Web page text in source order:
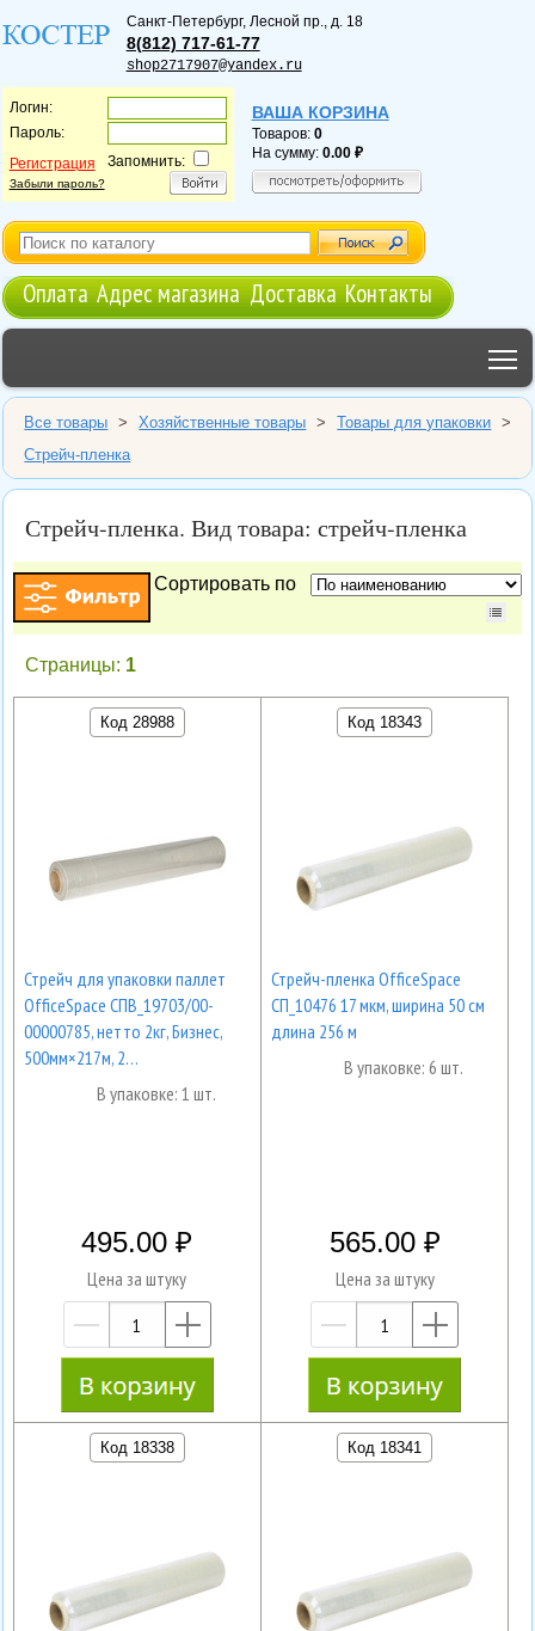
Санкт-Петербург, Лесной пр., д. 18
8(812) 717-61-77
shop2717907@yandex.ru
Логин:
Пароль:
Регистрация
Забыли пароль?
Запомнить:
ВАША КОРЗИНА
Товаров: 0
На сумму: 0.00
Оплата Адрес магазина Доставка Контакты
Все товары > Хозяйственные товары > Товары для упаковки
>
Стрейч-пленка
Стрейч-пленка. Вид товара: стрейч-пленка
Сортировать по
Страницы: 1
Код 28988
Стрейч для упаковки паллет
OfficeSpace СПВ_19703/00-
00000785, нетто 2кг, Бизнес,
500мм×217м, 2…
В упаковке: 1 шт.
495.00
Цена за штуку
—
Код 18343
Стрейч-пленка OfficeSpace
СП_10476 17 мкм, ширина 50 см
длина 256 м
В упаковке: 6 шт.
565.00
Цена за штуку
—
Код 18338 Код 18341